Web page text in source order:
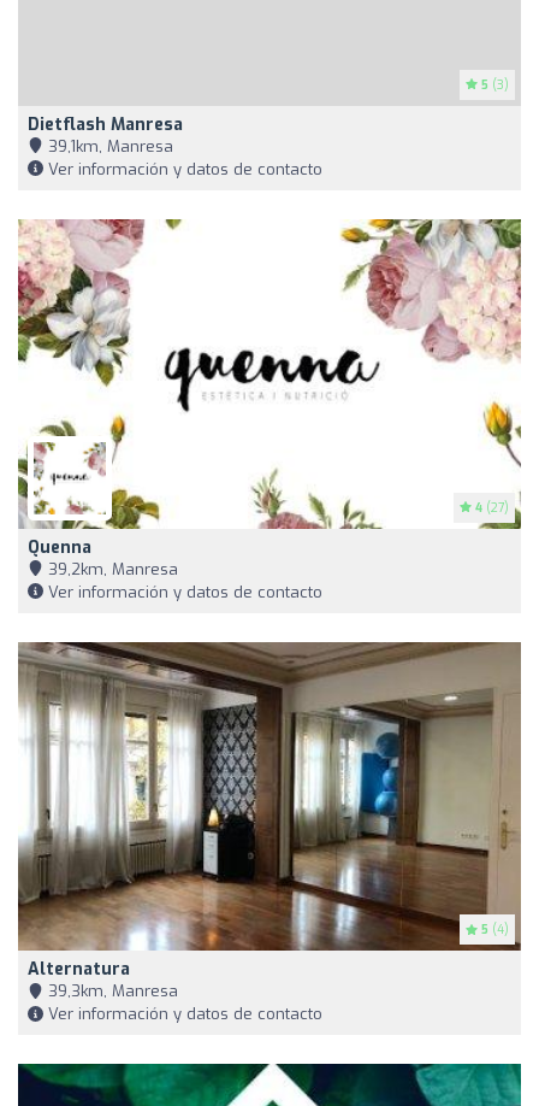
5 (3)
Dietflash Manresa
39,1km, Manresa
Ver información y datos de contacto
4 (27)
Quenna
39,2km, Manresa
Ver información y datos de contacto
5 (4)
Alternatura
39,3km, Manresa
Ver información y datos de contacto